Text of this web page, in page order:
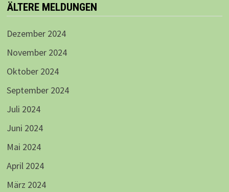
ÄLTERE MELDUNGEN
Dezember 2024
November 2024
Oktober 2024
September 2024
Juli 2024
Juni 2024
Mai 2024
April 2024
März 2024